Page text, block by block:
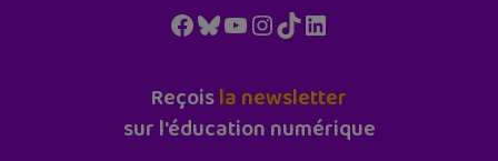
Facebook
Bluesky
YouTube
Instagram
TikTokLinkedIn
Reçoisla newsletter
sur l'éducation numérique